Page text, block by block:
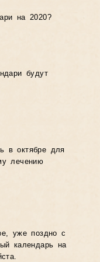
на 2020?
будут
в октябре для
лечению
уже поздно с
календарь на